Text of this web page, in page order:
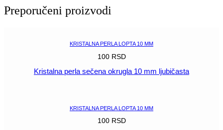
10
Preporučeni proizvodi
KRISTALNA PERLA LOPTA 10 MM
100 RSD
Kristalna perla sečena okrugla 10 mm ljubičasta
KRISTALNA PERLA LOPTA 10 MM
100 RSD